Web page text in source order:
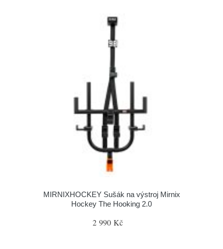
MIRNIXHOCKEY Sušák na výstroj Mirnix
Hockey The Hooking 2.0
2 990 Kč